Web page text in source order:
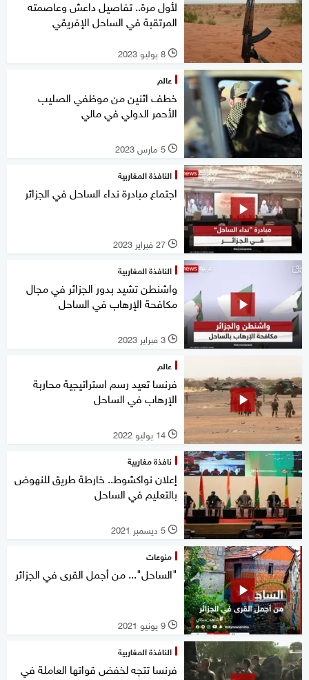
لأول مرة.. تفاصيل داعش وعاصمته
المرتقبة في الساحل الإفريقي
l 8 يوليو 2023
عالم
خطف اثنين من موظفي الصليب
الأحمر الدولي في مالي
l 5 مارس 2023
النافذة المغاربية
اجتماع مبادرة نداء الساحل في الجزائر
l 27 فبراير 2023
النافذة المغاربية
واشنطن تشيد بدور الجزائر في مجال
مكافحة الإرهاب في الساحل
l 3 فبراير 2023
عالم
فرنسا تعيد رسم استراتيجية محاربة
الإرهاب في الساحل
l 14 يوليو 2022
نافذة مغاربية
إعلان نواكشوط.. خارطة طريق للنهوض
بالتعليم في الساحل
l 5 ديسمبر 2021
منوعات
"الساحل"... من أجمل القرى في الجزائر
l 9 يونيو 2021
النافذة المغاربية
فرنسا تتجه لخفض قواتها العاملة في